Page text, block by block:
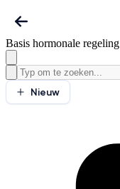
Basis hormonale regeling
Nieuw